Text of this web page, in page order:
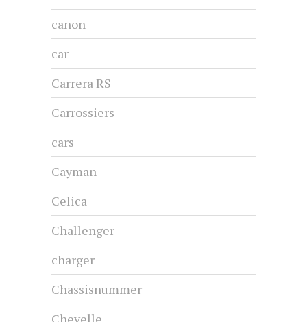
CHRYSLER NEW YORKER - 1957
1957-1959
#cj-id_3221